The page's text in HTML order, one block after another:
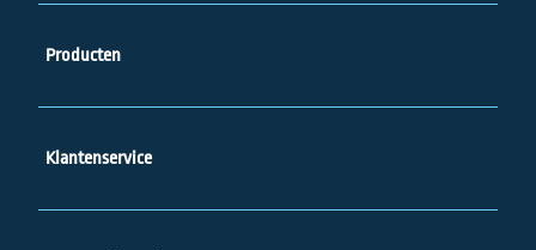
Producten
Klantenservice